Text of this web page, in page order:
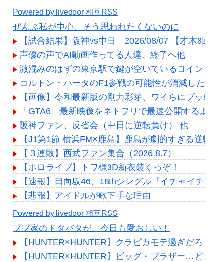
Powered by livedoor 相互RSS
ぜんぶ私が中心、そう思われたくないのに
【試合結果】阪神vs中日 2026/08/07 【才木8回
声優の声でAI動画作ってる人達、終了へ他
激混みのはずの東京駅で鍵が空いているコイン
コルトン・ハータのF1参戦の可能性が消滅したら
【画像】令和最新版の剛力彩芽、ワイらにブッ
「GTA6」最新映像をネトフリで最速公開するよ
阪神ファン、反省会（中日に逆転負け） 他
【J1第1節 横浜FM×鹿島】鹿島が劇的すぎる逆
【３連敗】西武ファン集合（2026.8.7）
【ホロライブ】トワ様3D新衣装くっぞ！
【速報】日向坂46、18thシングル『イチャイチャ
【悲報】アイドルが歌下手な理由
Powered by livedoor 相互RSS
ブブ家のドタバタが、今日も愛おしい！
【HUNTER×HUNTER】クラピカモテ過ぎだろ
【HUNTER×HUNTER】ビッグ・ブラザー…どう